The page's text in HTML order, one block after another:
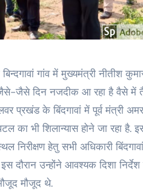
गांव में मुख्यमंत्री नीतीश
जैसे दिन नजदीक आ रहा है वैसे में
प्रखंड के बिंदगावां में पूर्व मंत्री
का भी शिलान्यास होने जा रहा
निरीक्षण हेतु सभी अधिकारी
दौरान उन्होंने आवश्यक दिशा
मौजूद थे.